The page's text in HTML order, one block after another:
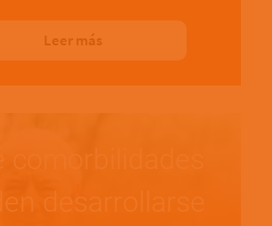
Leer más
desarrollarse